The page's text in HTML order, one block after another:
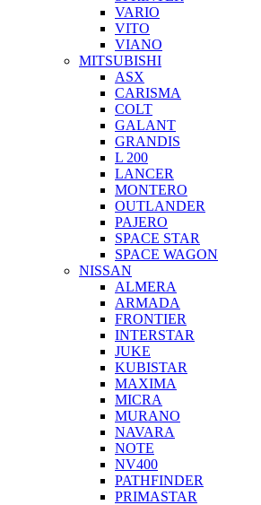
VARIO
VITO
VIANO
MITSUBISHI
ASX
CARISMA
COLT
GALANT
GRANDIS
L 200
LANCER
MONTERO
OUTLANDER
PAJERO
SPACE STAR
SPACE WAGON
NISSAN
ALMERA
ARMADA
FRONTIER
INTERSTAR
JUKE
KUBISTAR
MAXIMA
MICRA
MURANO
NAVARA
NOTE
NV400
PATHFINDER
PRIMASTAR